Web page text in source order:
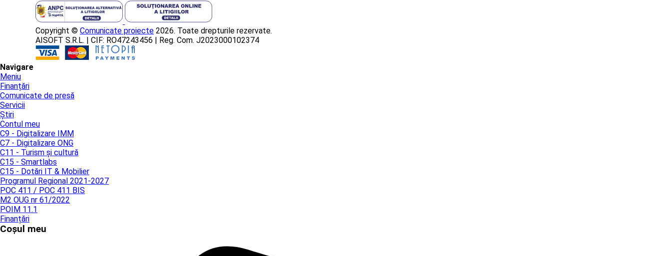
Copyright © Comunicate proiecte 2026. Toate drepturile rezervate.
AISOFT S.R.L. | CIF: RO47243456 | Reg. Com. J2023000102374
Navigare
Meniu
Finanțări
Comunicate de presă
Servicii
Știri
Contul meu
C9 - Digitalizare IMM
C7 - Digitalizare ONG
C11 - Turism și cultură
C15 - Smartlabs
C15 - Dotări IT & Mobilier
Programul Regional 2021-2027
POC 411 / POC 411 BIS
M2 OUG nr 61/2022
POIM 11.1
Finanțări
Coșul meu